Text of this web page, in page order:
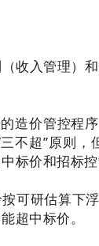
收入管理）
造价管控程
不超”原则
标价和招标
可研估算下
超中标价。